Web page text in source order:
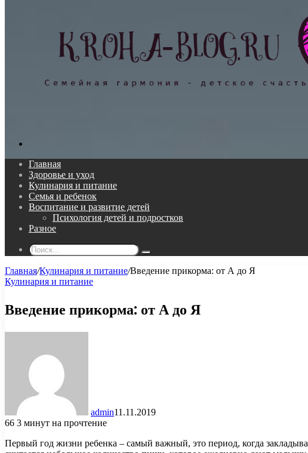
Главная
Здоровье и уход
Кулинария и питание
Семья и ребенок
Воспитание и развитие детей
Психология детей и подростков
Разное
Поиск...
Главная/Кулинария и питание/Введение прикорма: от А до Я
Кулинария и питание
Введение прикорма: от А до Я
admin11.11.2019
66 3 минут на прочтение
Первый год жизни ребенка – самый важный, это период, когда